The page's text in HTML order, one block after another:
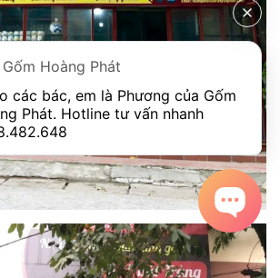
Gốm Hoàng Phát
các bác, em là Phương của Gốm